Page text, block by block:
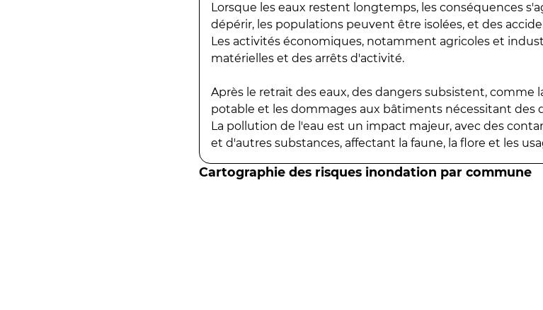
Lorsque les eaux restent longtemps, les conséquences
dépérir, les populations peuvent être isolées, et des
Les activités économiques, notamment agricoles et
matérielles et des arrêts d'activité.
Après le retrait des eaux, des dangers subsistent, comme
potable et les dommages aux bâtiments nécessitant des
La pollution de l'eau est un impact majeur, avec des
et d'autres substances, affectant la faune, la flore et les
Cartographie des risques inondation par commune